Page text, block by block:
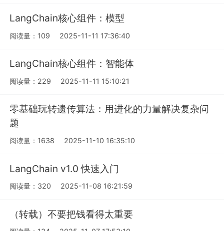
LangChain核心组件：模型
阅读量：109 2025-11-11 17:36:40
LangChain核心组件：智能体
阅读量：229 2025-11-11 15:10:21
零基础玩转遗传算法：用进化的力量解决复杂问
题
阅读量：1638 2025-11-10 16:35:10
LangChain v1.0 快速入门
阅读量：320 2025-11-08 16:21:59
（转载）不要把钱看得太重要